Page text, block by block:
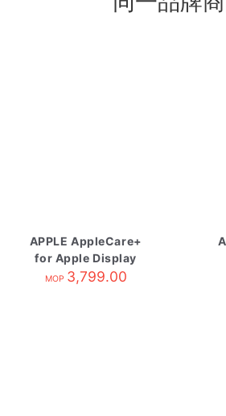
APPLE AppleCare+
for Apple Display
MOP 3,799.00